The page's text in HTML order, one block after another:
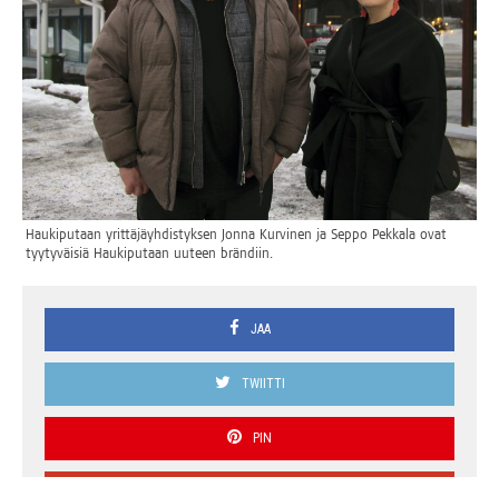
Hau­ki­pu­taan yrit­tä­jäyh­dis­tyk­sen Jon­na Kur­vi­nen ja Sep­po Pek­ka­la ovat
tyy­ty­väi­siä Hau­ki­pu­taan uuteen brändiin.
JAA
TWIITTI
PIN